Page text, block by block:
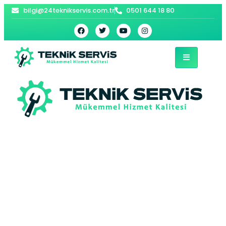
bilgi@24teknikservis.com.tr 0501 644 18 80